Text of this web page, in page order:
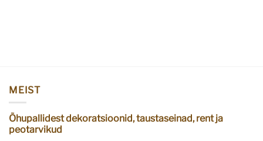
MEIST
Õhupallidest dekoratsioonid, taustaseinad, rent ja
peotarvikud